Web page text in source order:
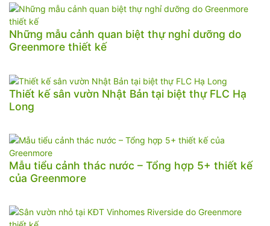
Những mẫu cảnh quan biệt thự nghỉ dưỡng do
Greenmore thiết kế
Thiết kế sân vườn Nhật Bản tại biệt thự FLC Hạ
Long
Mẫu tiểu cảnh thác nước – Tổng hợp 5+ thiết kế
của Greenmore